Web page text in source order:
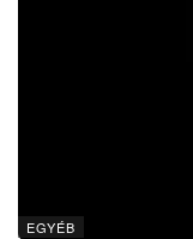
EGYÉB